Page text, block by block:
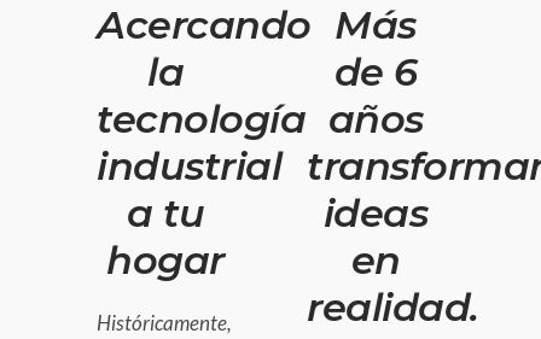
Acercando
la
tecnología
industrial
a tu
hogar
Históricamente,
Más
de 6
años
ideas
en
realidad.